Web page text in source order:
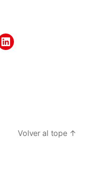
Volver al tope ↑